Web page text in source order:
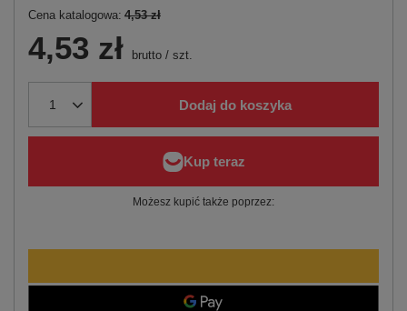
Cena katalogowa: 4,53 zł
4,53 zł brutto / szt.
Dodaj do koszyka
Możesz kupić także poprzez: